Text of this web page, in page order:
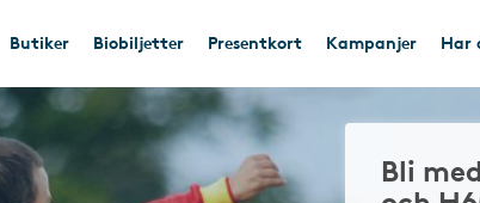
Butiker Biobiljetter Presentkort Kampanjer Har
Bli